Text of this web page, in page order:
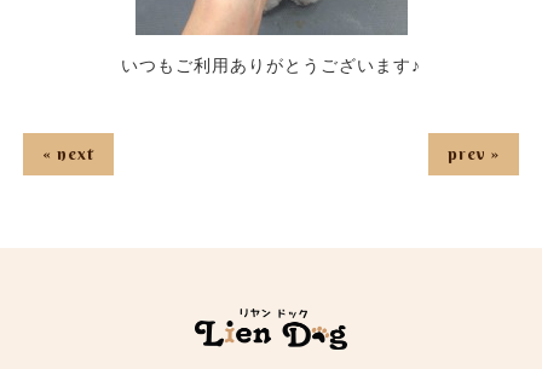
いつもご利用ありがとうございます♪
« next prev »